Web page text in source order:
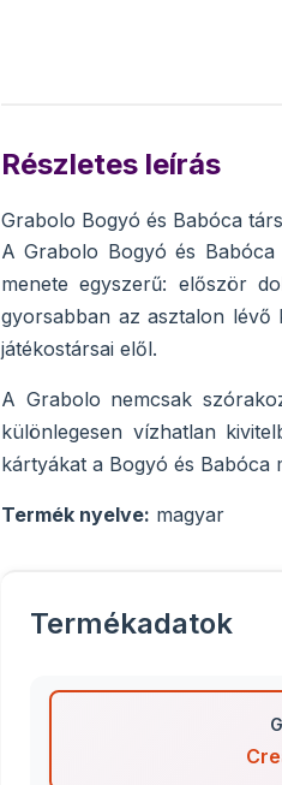
Részletes leírás
Grabolo Bogyó és Babóca
A Grabolo Bogyó és Babóca
menete egyszerű: először
gyorsabban az asztalon
játékostársai elől.
A Grabolo nemcsak
különlegesen vízhatlan
kártyákat a Bogyó és Babóca
Termék nyelve: magyar
Termékadatok